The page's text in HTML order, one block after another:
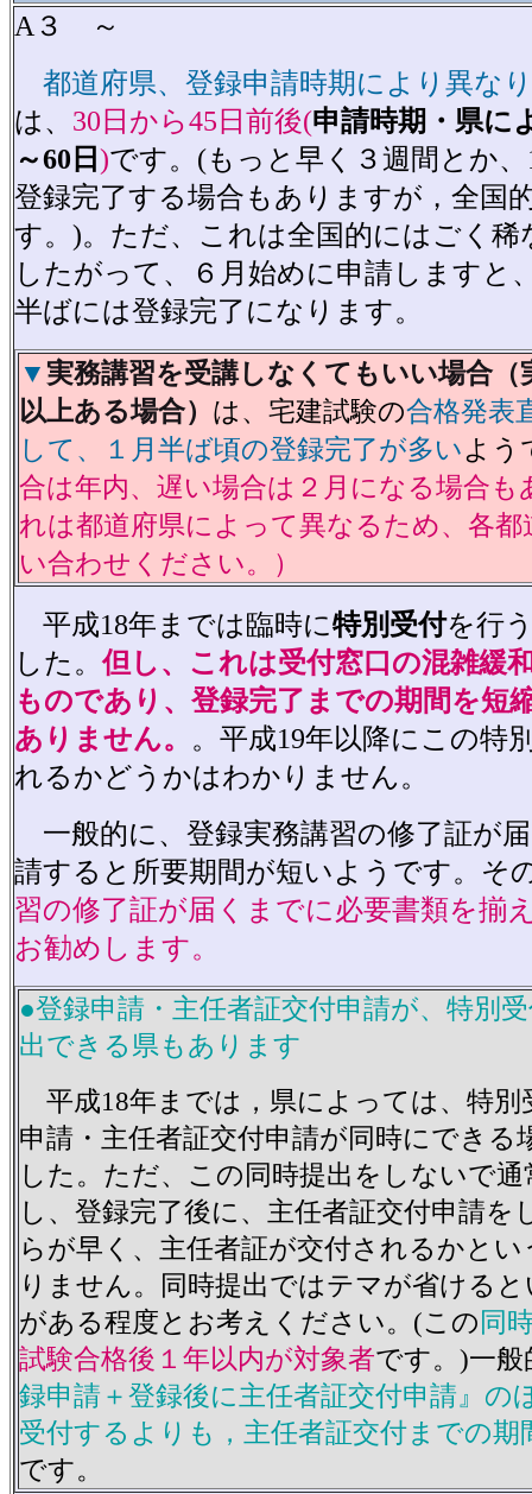
A３ ～
都道府県、登録申請時期により異な
は、 30日から45日前後(申請時期・県に
～60日 )です。(もっと早く３週間とか
登録完了する場合もありますが，全国
す。)。ただ、これは全国的にはごく稀
したがって、６月始めに申請しますと
半ばには登録完了になります。
▼ 実務講習を受講しなくてもいい場合（
以上ある場合） は、宅建試験の合格発表
して、１月半ば頃の登録完了が多いよう
合は年内、遅い場合は２月になる場合も
れは都道府県によって異なるため、各都
い合わせください。）
平成18年までは臨時に特別受付を行
した。但し、これは受付窓口の混雑緩
ものであり、登録完了までの期間を短
ありません。 。平成19年以降にこの特
れるかどうかはわかりません。
一般的に、登録実務講習の修了証が
請すると所要期間が短いようです。そ
習の修了証が届くまでに必要書類を揃
お勧めします。
●登録申請・主任者証交付申請が、特別
出できる県もあります
平成18年までは，県によっては、特別
申請・主任者証交付申請が同時にできる
した。ただ、この同時提出をしないで通
し、登録完了後に、主任者証交付申請を
らが早く、主任者証が交付されるかと
りません。同時提出ではテマが省ける
がある程度とお考えください。(この同
試験合格後１年以内が対象者です。)一
録申請＋登録後に主任者証交付申請』の
受付するよりも，主任者証交付までの期
です。